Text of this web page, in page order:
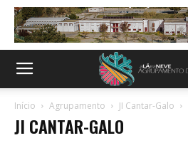
Início Agrupamento JI Cantar-Galo
JI CANTAR-GALO